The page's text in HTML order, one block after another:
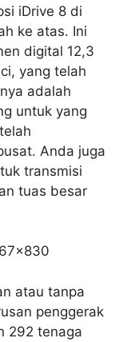
iDrive 8 di
ke atas. Ini
digital 12,3
yang telah
adalah
untuk yang
Anda juga
transmisi
tuas besar
atau tanpa
penggerak
292 tenaga